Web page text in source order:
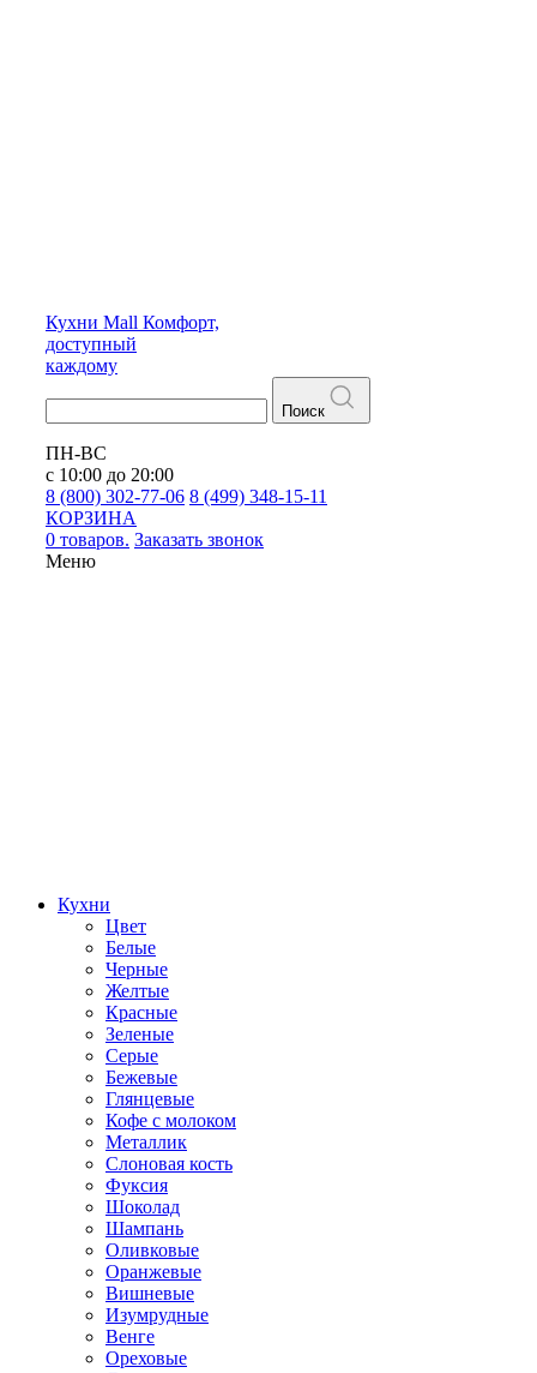
Кухни Mall Комфорт,
доступный
каждому
Поиск
ПН-ВС
с 10:00 до 20:00
8 (800) 302-77-06 8 (499) 348-15-11
КОРЗИНА
0 товаров. Заказать звонок
Меню
Кухни
Цвет
Белые
Черные
Желтые
Красные
Зеленые
Серые
Бежевые
Глянцевые
Кофе с молоком
Металлик
Слоновая кость
Фуксия
Шоколад
Шампань
Оливковые
Оранжевые
Вишневые
Изумрудные
Венге
Ореховые